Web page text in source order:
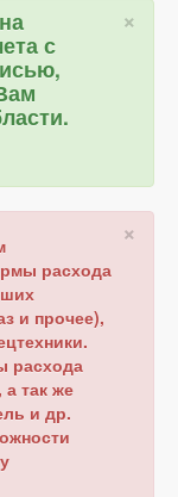
×
с
×
расхода
и прочее),
расхода
так же
и др.